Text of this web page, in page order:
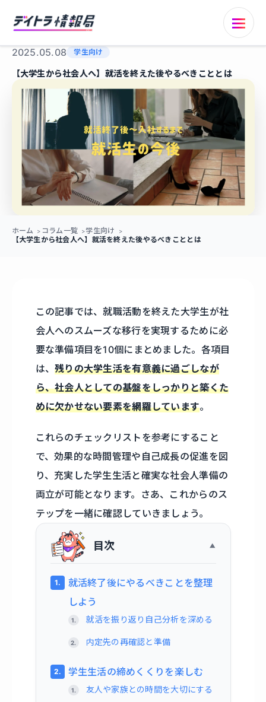
2025.05.08 学生向け
【大学生から社会人へ】就活を終えた後やるべきこととは
ホーム コラム一覧
学生向け
【大学生から社会人へ】就活を終えた後やるべきこととは
この記事では、就職活動を終えた大学生が社
会人へのスムーズな移行を実現するために必
要な準備項目を10個にまとめました。各項目
は、残りの大学生活を有意義に過ごしなが
ら、社会人としての基盤をしっかりと築くた
めに欠かせない要素を網羅しています。
これらのチェックリストを参考にすること
で、効果的な時間管理や自己成長の促進を図
り、充実した学生生活と確実な社会人準備の
両立が可能となります。さあ、これからのス
テップを一緒に確認していきましょう。
目次
就活終了後にやるべきことを整理
しよう
就活を振り返り自己分析を深める
内定先の再確認と準備
学生生活の締めくくりを楽しむ
友人や家族との時間を大切にする